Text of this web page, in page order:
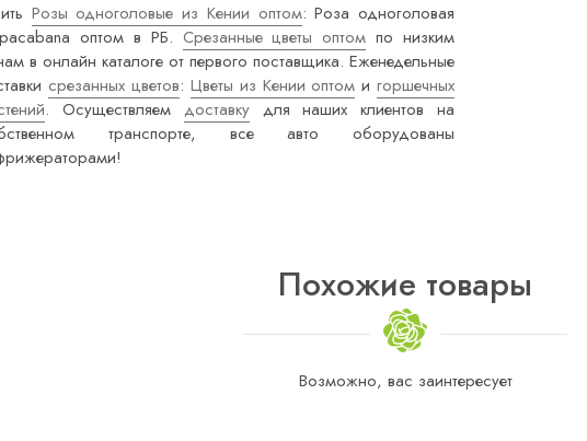
Розы одноголовые из Кении оптом: Роза одноголовая
оптом в РБ. Срезанные цветы оптом по низким
в онлайн каталоге от первого поставщика. Еженедельные
срезанных цветов: Цветы из Кении оптом игоршечных
. Осуществляем доставкудля наших клиентов на
транспорте, все авто оборудованы
Похожие товары
Возможно, вас заинтересует